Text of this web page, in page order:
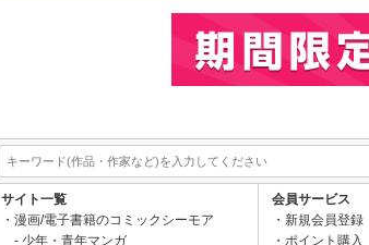
サイト一覧
漫画/電子書籍のコミックシーモア
少年・青年マンガ
会員サービス
新規会員登録
ポイント購入